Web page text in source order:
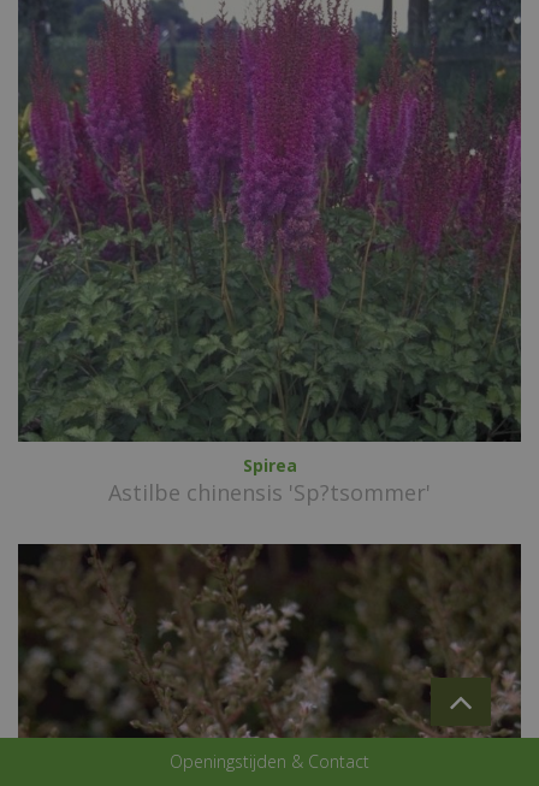
Spirea
Astilbe chinensis 'Sp?tsommer'
Openingstijden & Contact